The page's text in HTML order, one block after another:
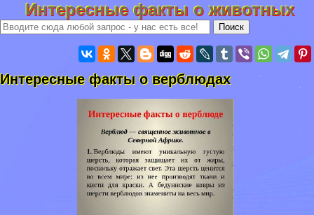
Интересные факты о животных
Интересные факты о верблюдах